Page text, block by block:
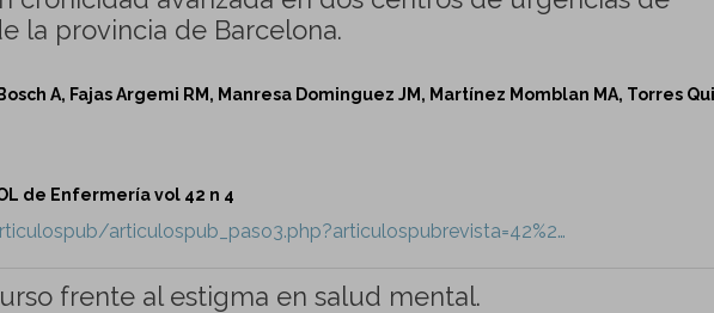
la provincia de Barcelona.
A, Fajas Argemi RM, Manresa Dominguez JM, Martínez Momblan MA, Torres
de Enfermería vol 42 n 4
articulospub_paso3.php?articulospubrevista=42%2…
frente al estigma en salud mental.